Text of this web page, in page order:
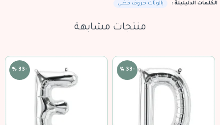
الكلمات الدليليلة : بالونات حروف فضي
منتجات مشابهة
-33 %
-33 %